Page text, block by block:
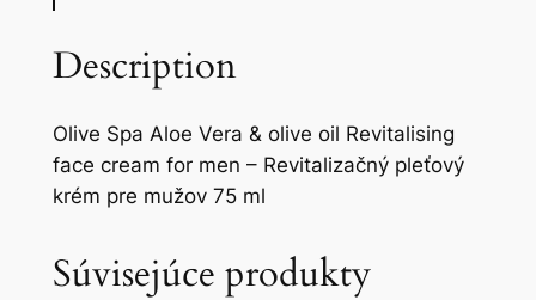
Description
Olive Spa Aloe Vera & olive oil Revitalising
face cream for men – Revitalizačný pleťový
krém pre mužov 75 ml
Súvisejúce produkty